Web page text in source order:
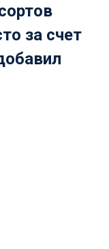
за счет